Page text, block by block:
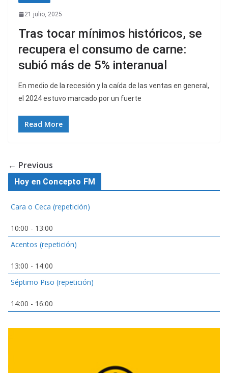
21 julio, 2025
Tras tocar mínimos históricos, se
recupera el consumo de carne:
subió más de 5% interanual
En medio de la recesión y la caída de las ventas en general,
el 2024 estuvo marcado por un fuerte
Read More
← Previous
Hoy en Concepto FM
Cara o Ceca (repetición)
10:00 - 13:00
Acentos (repetición)
13:00 - 14:00
Séptimo Piso (repetición)
14:00 - 16:00